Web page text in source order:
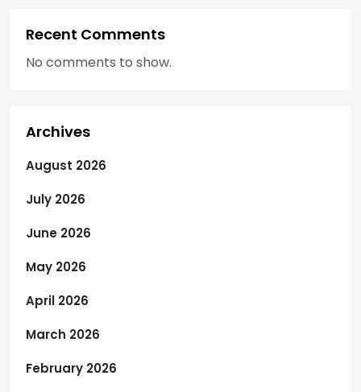
Recent Comments
No comments to show.
Archives
August 2026
July 2026
June 2026
May 2026
April 2026
March 2026
February 2026